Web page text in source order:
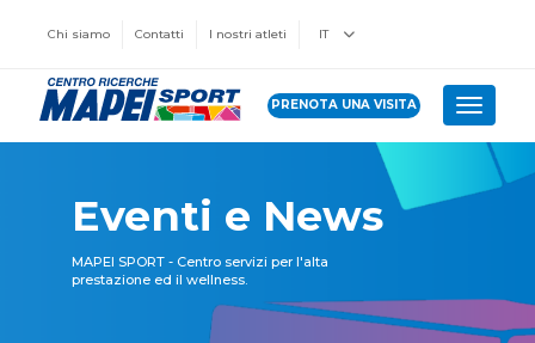
Chi siamo Contatti I nostri atleti IT
PRENOTA UNA VISITA Toggle
Eventi e News
MAPEI SPORT - Centro servizi per l'alta
prestazione ed il wellness.